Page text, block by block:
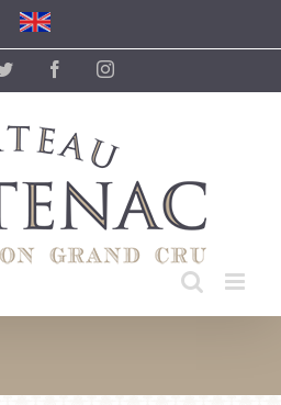
Twitter FacebookInstagram